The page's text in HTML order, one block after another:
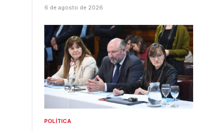
6 de agosto de 2026
POLÍTICA